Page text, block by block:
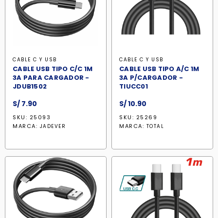
CABLE C Y USB
CABLE USB TIPO C/C 1M
3A PARA CARGADOR -
JDUB1502
S/ 7.90
SKU: 25093
MARCA: JADEVER
CABLE C Y USB
CABLE USB TIPO A/C 1M
3A P/CARGADOR -
TIUCC01
S/10.90
SKU: 25269
MARCA: TOTAL